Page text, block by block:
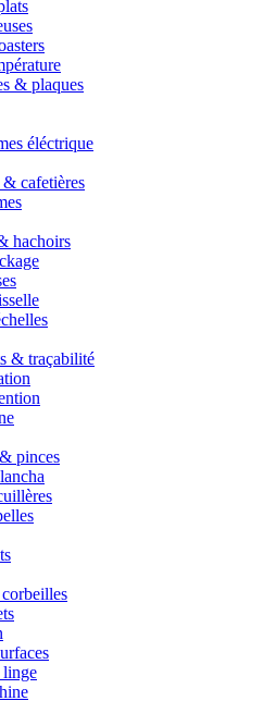
& plaques
éléctrique
& cafetières
hachoirs
& traçabilité
pinces
linge